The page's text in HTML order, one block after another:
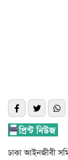
ঢাকা আইনজীবী